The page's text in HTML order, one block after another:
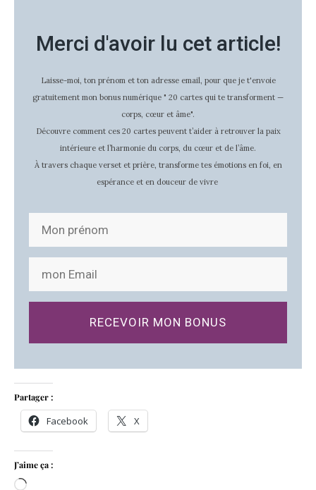
Merci d'avoir lu cet article!
Laisse-moi, ton prénom et ton adresse email, pour que je t'envoie
gratuitement mon bonus numérique " 20 cartes qui te transforment —
corps, cœur et âme".
Découvre comment ces 20 cartes peuvent t’aider à retrouver la paix
intérieure et l’harmonie du corps, du cœur et de l’âme.
À travers chaque verset et prière, transforme tes émotions en foi, en
espérance et en douceur de vivre
RECEVOIR MON BONUS
Partager :
Facebook X
J’aime ça :
Chargement…